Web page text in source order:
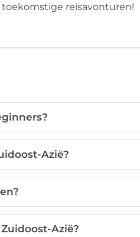
reisavonturen!
Azië?
Azië?